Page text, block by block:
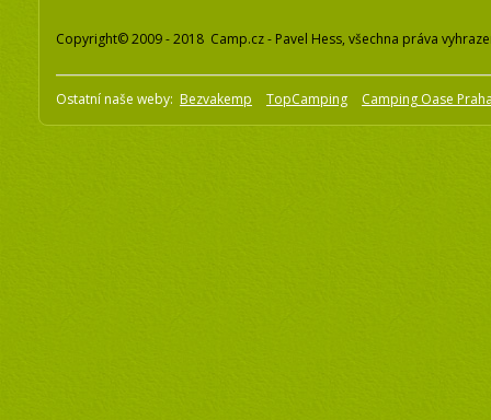
Copyright© 2009 - 2018 Camp.cz - Pavel Hess, všechna práva
Ostatní naše weby: Bezvakemp TopCamping Camping Oase